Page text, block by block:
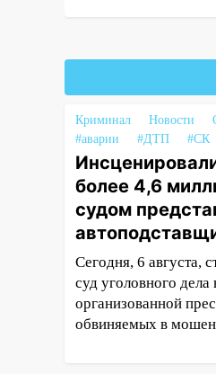
в Ульяновской
перевозчик
схему с
12:10
накопил 120
11:49 Снят
опасность» на
Ульяновской
11:30 Кабмин
июля 2027
и обращение
Криминал Новости
#аварии
#ДТП #СК
более 4,6
судом
Сегодня, 6 августа,
суд уголовного
организованной
обвиняемых в